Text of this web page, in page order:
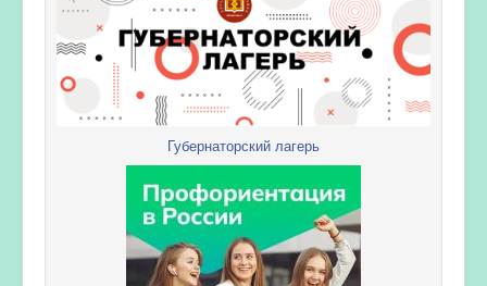
Губернаторский лагерь